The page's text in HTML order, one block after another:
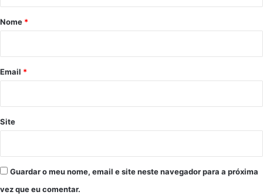
r
*
Nome *
Email *
Site
Guardar o meu nome, email e site neste navegador para a próxima
vez que eu comentar.